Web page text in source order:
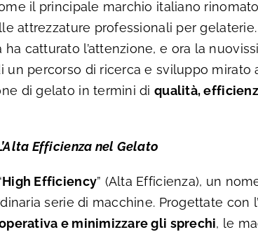
il principale marchio italiano
attrezzature professionali per
catturato l’attenzione, e ora la
un percorso di ricerca e sviluppo mirato
di gelato in termini diqualità,
Efficienza nel Gelato
High Efficiency” (Alta Efficienza), un
serie di macchine. Progettate con
e minimizzare gli sprechi, le